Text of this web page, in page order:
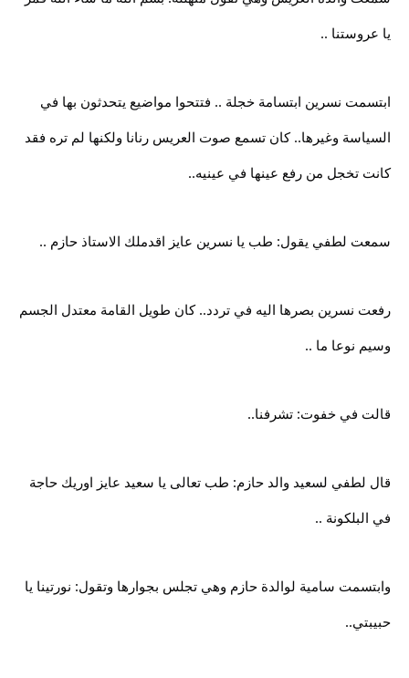
يا عروستنا ..
ابتسمت نسرين ابتسامة خجلة .. فتتحوا مواضيع يتحدثون بها في
السياسة وغيرها.. كان تسمع صوت العريس رنانا ولكنها لم تره فقد
كانت تخجل من رفع عينها في عينيه..
سمعت لطفي يقول: طب يا نسرين عايز اقدملك الاستاذ حازم ..
رفعت نسرين بصرها اليه في تردد.. كان طويل القامة معتدل الجسم
وسيم نوعا ما ..
قالت في خفوت: تشرفنا..
قال لطفي لسعيد والد حازم: طب تعالى يا سعيد عايز اوريك حاجة
في البلكونة ..
وابتسمت سامية لوالدة حازم وهي تجلس بجوارها وتقول: نورتينا يا
حبيبتي..